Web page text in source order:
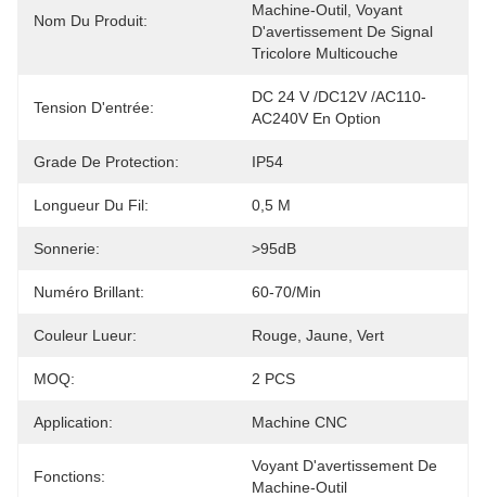
Nom Du Produit:
Machine-Outil, Voyant
D'avertissement De Signal
Tricolore Multicouche
Tension D'entrée:
DC 24 V /DC12V /AC110-
AC240V En Option
Grade De Protection: IP54
Longueur Du Fil: 0,5 M
Sonnerie: >95dB
Numéro Brillant: 60-70/min
Couleur Lueur: Rouge, Jaune, Vert
MOQ: 2 PCS
Application: Machine CNC
Fonctions:
Voyant D'avertissement De
Machine-Outil